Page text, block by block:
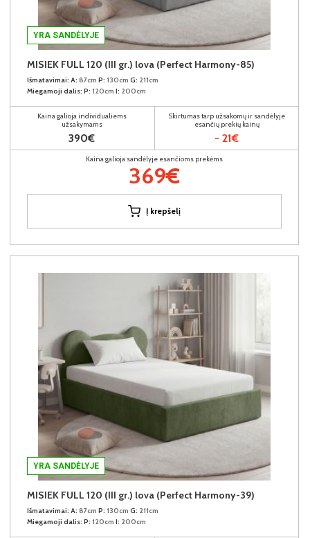
YRA SANDĖLYJE
MISIEK FULL 120 (III gr.) lova (Perfect Harmony-85)
Išmatavimai: A: 87cm P: 130cm G: 211cm
Miegamoji dalis: P: 120cm I: 200cm
Kaina galioja individualiems
užsakymams
390€
Skirtumas tarp užsakomų ir sandėlyje
esančių prekių kainų
- 21€
Kaina galioja sandėlyje esančioms prekėms
369€
Į krepšelį
YRA SANDĖLYJE
MISIEK FULL 120 (III gr.) lova (Perfect Harmony-39)
Išmatavimai: A: 87cm P: 130cm G: 211cm
Miegamoji dalis: P: 120cm I: 200cm